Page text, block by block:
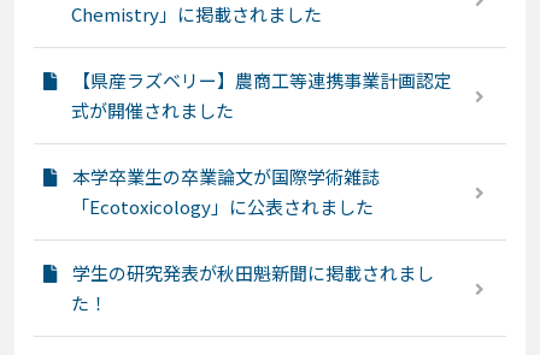
Chemistry」に掲載されました
【県産ラズベリー】農商工等連携事業計画認定
式が開催されました
本学卒業生の卒業論文が国際学術雑誌
「Ecotoxicology」に公表されました
学生の研究発表が秋田魁新聞に掲載されまし
た！